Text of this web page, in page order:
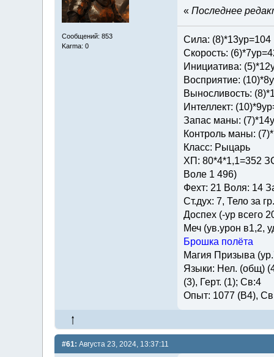
Сообщений: 853
Karma: 0
« Последнее
Сила: (8)*13ур=104
Скорость:
Инициатива:
Восприятие:
Выносливость:
Интеллект:
Запас маны:
Контроль маны:
Класс: Рыцарь
ХП: 80*4*1,1=352
Воле 1 496)
Фехт: 21 Воля: 14
Ст.дух: 7, Тело за
Доспех (-ур всего
Меч (ув.урон в1,2,
Брошка полёта
Магия Призыва
Языки: Нел. (общ)
(3), Герт. (1); Св:4
Опыт: 1077 (В4),
#61: Августа 23, 2024, 13:37:11